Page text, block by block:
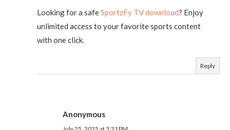
Looking for a safeSportzFy TV download? Enjoy
unlimited access to your favorite sports content
with one click.
Reply
Anonymous